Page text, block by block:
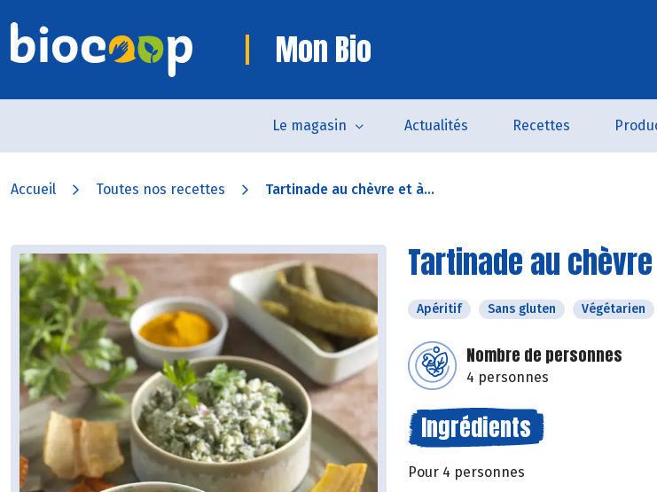
Mon Bio
Le magasin Actualités Recettes
Accueil Toutes nos recettes Tartinade au chèvre et à...
Tartinade au
Apéritif Sans gluten Végétarien
Nombre de personnes
4 personnes
Ingrédients
Pour 4 personnes